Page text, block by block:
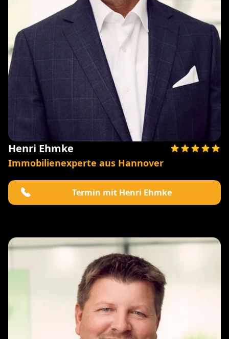
Henri Ehmke
Immobilienexperte aus Hannover
Termin mit Henri Ehmke